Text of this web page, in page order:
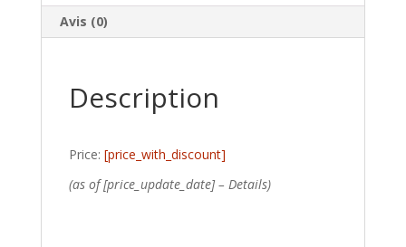
Avis (0)
Description
Price: [price_with_discount]
(as of [price_update_date] – Details)